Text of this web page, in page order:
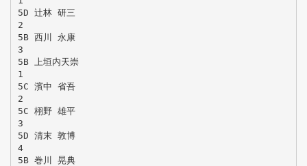
5D 辻林 研三
2
5B 西川 永康
3
5B 上垣内天崇
1
5C 濱中 省吾
2
5C 栩野 雄平
3
5D 清末 敦博
4
5B 巻川 晃典